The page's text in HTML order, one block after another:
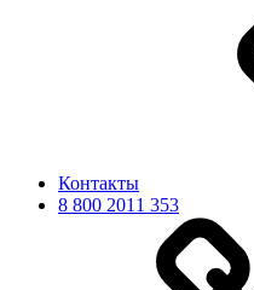
Контакты
8 800 2011 353